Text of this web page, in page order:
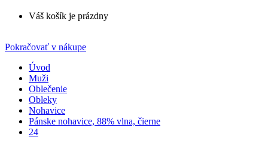
Váš košík je prázdny
Pokračovať v nákupe
Úvod
Muži
Oblečenie
Obleky
Nohavice
Pánske nohavice, 88% vlna, čierne
24